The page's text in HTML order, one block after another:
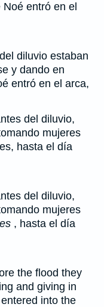
entró en el
diluvio estaban
y dando en
entró en el arca,
del diluvio,
mujeres
, hasta el día
del diluvio,
mujeres
, hasta el día
the flood they
and giving in
into the